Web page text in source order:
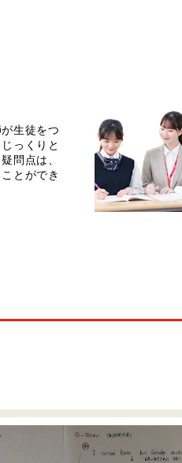
生徒をつ
っくりと
問点は、
とができ